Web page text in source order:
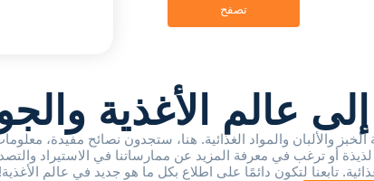
تصفح
عالم الأغذية
والألبان والمواد الغذائية. هنا، ستجدون نصائح مفيدة،
أو ترغب في معرفة المزيد عن ممارساتنا في الاستيراد
تابعنا لتكون دائمًا على اطلاع بكل ما هو جديد في عالم الأغذية!